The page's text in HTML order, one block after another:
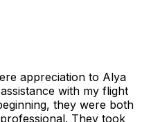
appreciation to Alya
with my flight
they were both
They took